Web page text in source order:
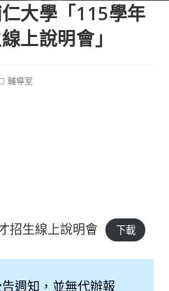
大學「115學年
上說明會」
輔導室
招生線上說明會 下載
週知，並無代辦報